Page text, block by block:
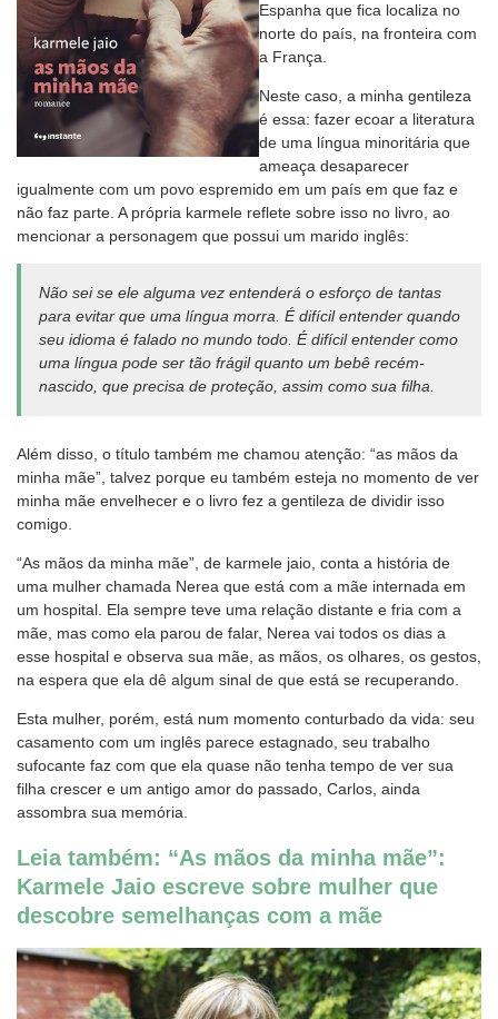
Espanha que fica localiza no
norte do país, na fronteira com
a França.
Neste caso, a minha gentileza
é essa: fazer ecoar a literatura
de uma língua minoritária que
ameaça desaparecer
igualmente com um povo espremido em um país em que faz e
não faz parte. A própria karmele reflete sobre isso no livro, ao
mencionar a personagem que possui um marido inglês:
Não sei se ele alguma vez entenderá o esforço de tantas
para evitar que uma língua morra. É difícil entender quando
seu idioma é falado no mundo todo. É difícil entender como
uma língua pode ser tão frágil quanto um bebê recém-
nascido, que precisa de proteção, assim como sua filha.
Além disso, o título também me chamou atenção: “as mãos da
minha mãe”, talvez porque eu também esteja no momento de ver
minha mãe envelhecer e o livro fez a gentileza de dividir isso
comigo.
“As mãos da minha mãe”, de karmele jaio, conta a história de
uma mulher chamada Nerea que está com a mãe internada em
um hospital. Ela sempre teve uma relação distante e fria com a
mãe, mas como ela parou de falar, Nerea vai todos os dias a
esse hospital e observa sua mãe, as mãos, os olhares, os gestos,
na espera que ela dê algum sinal de que está se recuperando.
Esta mulher, porém, está num momento conturbado da vida: seu
casamento com um inglês parece estagnado, seu trabalho
sufocante faz com que ela quase não tenha tempo de ver sua
filha crescer e um antigo amor do passado, Carlos, ainda
assombra sua memória.
Leia também: “As mãos da minha mãe”:
Karmele Jaio escreve sobre mulher que
descobre semelhanças com a mãe